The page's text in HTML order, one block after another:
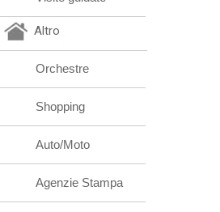
Altro
Orchestre
Shopping
Auto/Moto
Agenzie Stampa